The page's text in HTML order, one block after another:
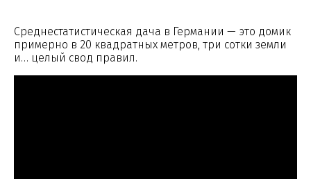
Среднестатистическая дача в Германии — это домик
примерно в 20 квадратных метров, три сотки земли
и… целый свод правил.